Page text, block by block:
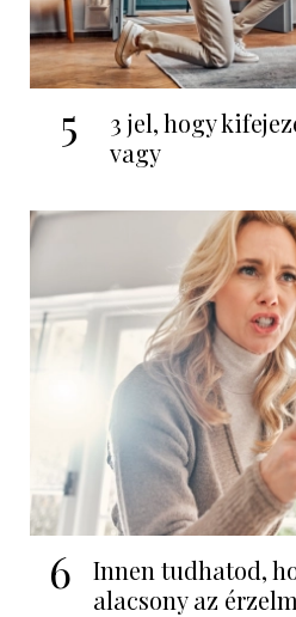
5
3 jel, hogy
vagy
6
Innen tudhatod,
alacsony az